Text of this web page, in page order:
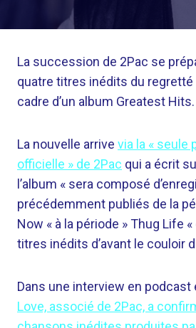
La succession de 2Pac se
quatre titres inédits du regretté
cadre d’un album Greatest Hits.
La nouvelle arrive via la « seule
officielle » de 2Pac qui a écrit
l’album « sera composé
précédemment publiés de la
Now « à la période » Thug Life
titres inédits d’avant le couloir
Dans une interview en podcast
Love, associé de 2Pac, a